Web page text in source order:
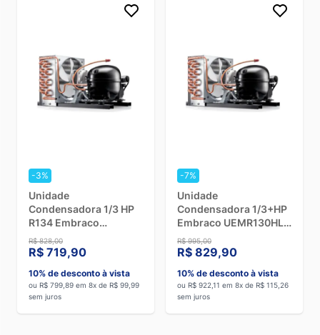
Por isso, o primeiro passo antes da compra é definir as
tamanho mais apropriado
. Lembrando que o tamanho
impacta diretamente na
capacidade de armazenamento de
produtos.
energética dos equipamentos elétricos.
-3%
Unidade
Condensadora 1/3 HP
R134 Embraco
UEMR100HLC - 220V
R$ 828,00
R$ 719,90
10% de desconto à vista
ou R$ 799,89 em 8x de R$ 99,99
sem juros
-7%
Unidade
Condensadora 1/3+HP
Embraco UEMR130HLC
- 220V
R$ 995,00
R$ 829,90
10% de desconto à vista
ou R$ 922,11 em 8x de R$ 115,26
sem juros